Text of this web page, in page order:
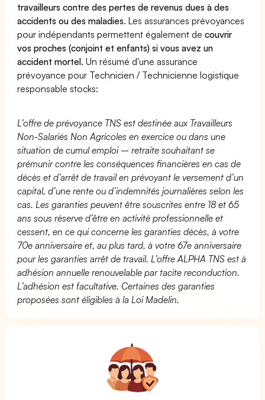
travailleurs contre des pertes de revenus dues à des
accidents ou des maladies. Les assurances prévoyances
pour indépendants permettent également decouvrir
vos proches (conjoint et enfants) si vous avez un
accident mortel. Un résumé d'une assurance
prévoyance pour Technicien / Technicienne logistique
responsable stocks:
L’offre de prévoyance TNS est destinée aux Travailleurs
Non-Salariés Non Agricoles en exercice ou dans une
situation de cumul emploi – retraite souhaitant se
prémunir contre les conséquences financières en cas de
décès et d’arrêt de travail en prévoyant le versement d’un
capital, d’une rente ou d’indemnités journalières selon les
cas. Les garanties peuvent être souscrites entre 18 et 65
ans sous réserve d’être en activité professionnelle et
cessent, en ce qui concerne les garanties décès, à votre
70e anniversaire et, au plus tard, à votre 67e anniversaire
pour les garanties arrêt de travail. L’offre ALPHA TNS est à
adhésion annuelle renouvelable par tacite reconduction.
L’adhésion est facultative. Certaines des garanties
proposées sont éligibles à la Loi Madelin.